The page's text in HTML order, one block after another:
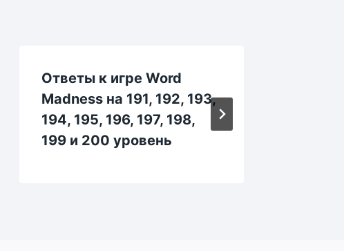
Ответы к игре Word
Madness на 191, 192, 193,
194, 195, 196, 197, 198,
199 и 200 уровень